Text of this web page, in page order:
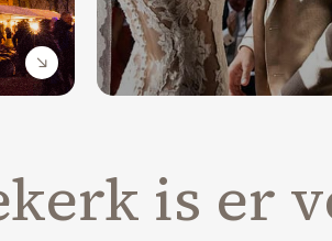
is er